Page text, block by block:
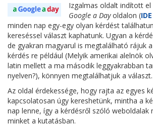
Izgalmas oldalt indított el
Google a Dayoldalon (
minden nap egy-egy olyan kérdést
kereséssel választ kaphatunk. Ugyan a
de gyakran magyarul is megtalálható rájuk
kérdés re például (Melyik amerikai alelnök
latin mellett a ma második leggyakrabban
nyelven?), könnyen megtalálhatjuk a választ.
Az oldal érdekessége, hogy rajta az egyes
kapcsolatosan úgy kereshetünk, mintha a
nap lenne, így a kérdésről szóló weboldalak
minket a kutatásban.